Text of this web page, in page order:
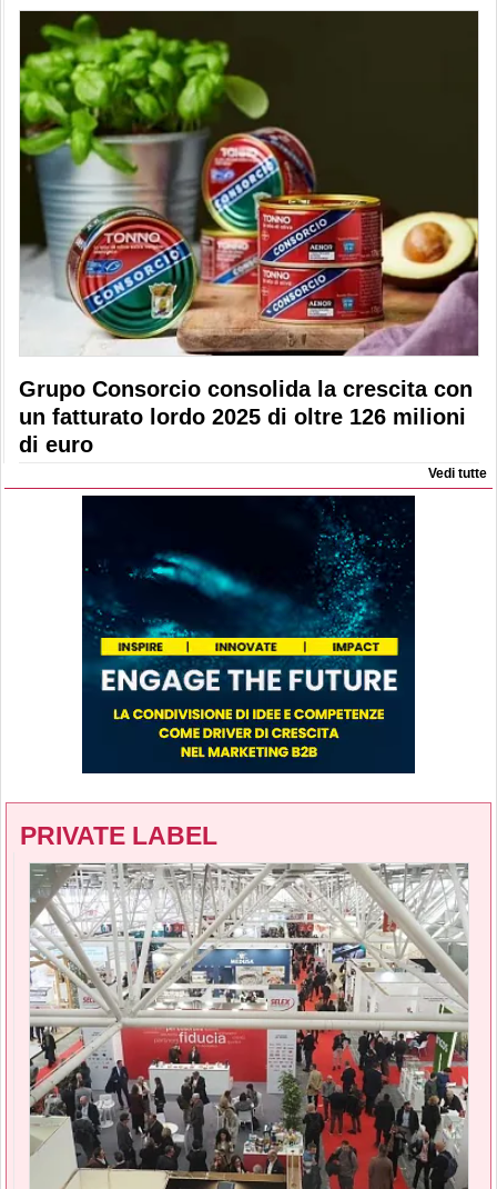
Grupo Consorcio consolida la crescita con
un fatturato lordo 2025 di oltre 126 milioni
di euro
Vedi tutte
PRIVATE LABEL